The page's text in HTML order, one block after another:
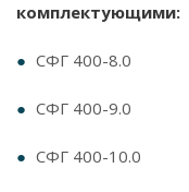
комплектующими:
СФГ 400-8.0
СФГ 400-9.0
СФГ 400-10.0